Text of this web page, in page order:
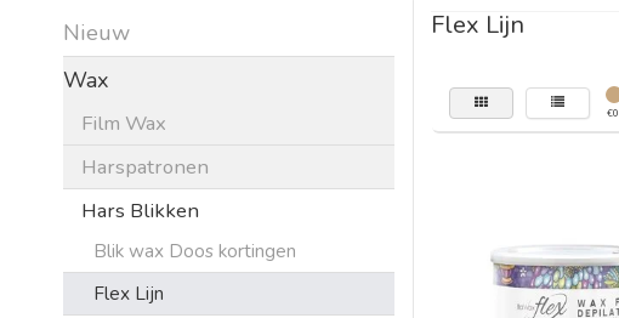
Nieuw
Wax
Film Wax
Harspatronen
Hars Blikken
Blik wax Doos kortingen
Flex Lijn
Flex Lijn
€0